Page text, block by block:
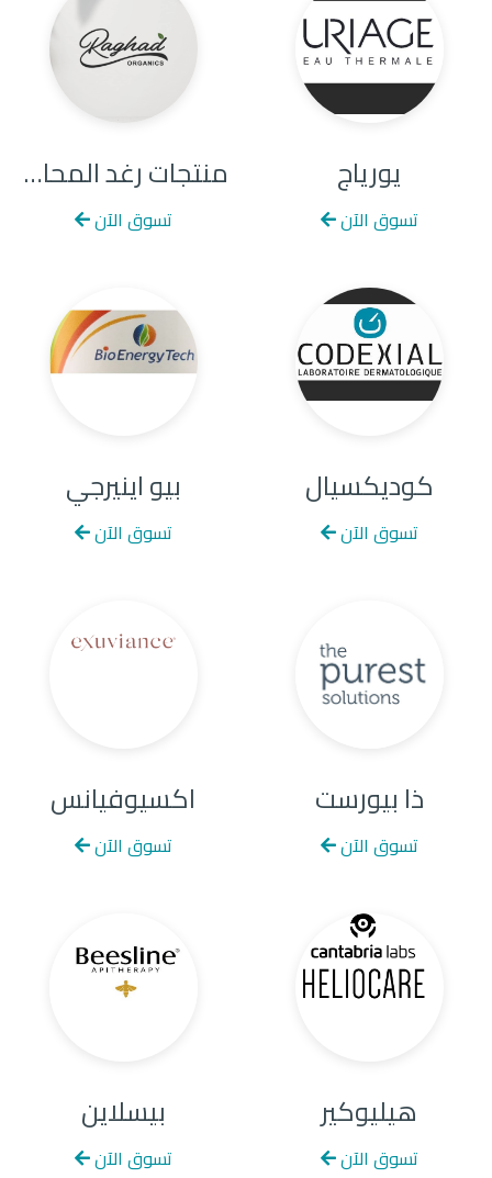
يورياج
تسوق الآن
منتجات رغد المحارب
تسوق الآن
كوديكسيال
تسوق الآن
بيو اينيرجي
تسوق الآن
ذا بيورست
تسوق الآن
اكسيوفيانس
تسوق الآن
هيليوكير
تسوق الآن
بيسلاين
تسوق الآن